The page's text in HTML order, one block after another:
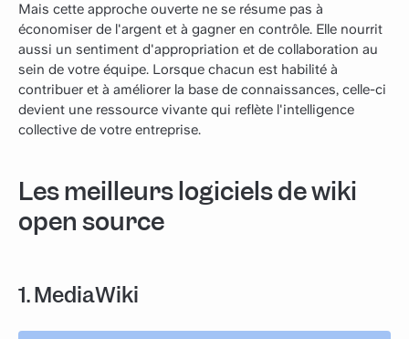
Mais cette approche ouverte ne se résume pas à
économiser de l'argent et à gagner en contrôle. Elle nourrit
aussi un sentiment d'appropriation et de collaboration au
sein de votre équipe. Lorsque chacun est habilité à
contribuer et à améliorer la base de connaissances, celle-ci
devient une ressource vivante qui reflète l'intelligence
collective de votre entreprise.
Les meilleurs logiciels de wiki
open source
1. MediaWiki